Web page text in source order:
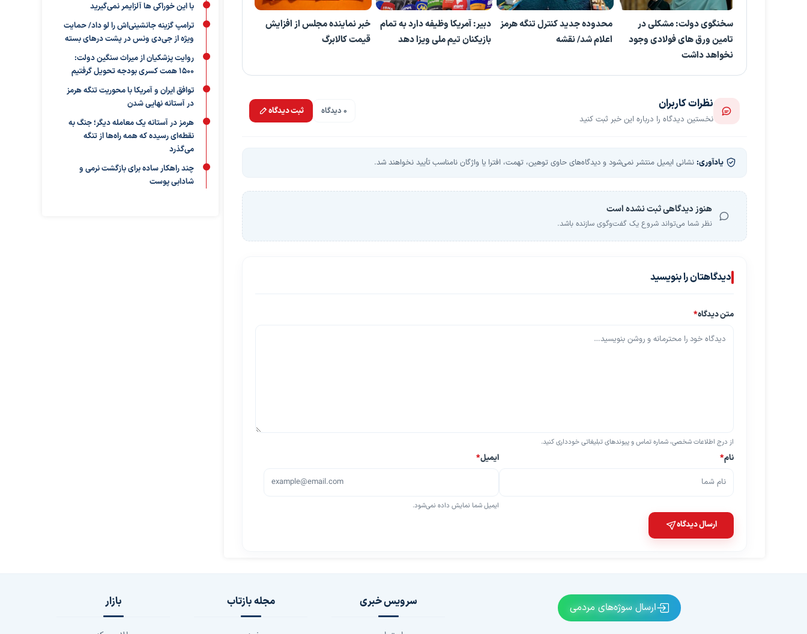
سخنگوی دولت: مشکلی در
تامین ورق های فولادی وجود
نخواهد داشت
محدوده جدید کنترل تنگه هرمز
اعلام شد/ نقشه
دبیر: آمریکا وظیفه دارد به تمام
بازیکنان تیم ملی ویزا دهد
خبر نماینده مجلس از افزایش
قیمت کالابرگ
نظرات کاربران
نخستین دیدگاه را درباره این خبر ثبت کنید
0 دیدگاه ثبت دیدگاه
یادآوری: نشانی ایمیل منتشر نمی‌شود و دیدگاه‌های حاوی توهین، تهمت، افترا یا واژگان نامناسب تأیید نخواهند شد.
هنوز دیدگاهی ثبت نشده است
نظر شما می‌تواند شروع یک گفت‌وگوی سازنده باشد.
دیدگاهتان را بنویسید
متن دیدگاه*
از درج اطلاعات شخصی، شماره تماس و پیوندهای تبلیغاتی خودداری کنید.
نام* ایمیل*
ایمیل شما نمایش داده نمی‌شود.
ارسال دیدگاه
با این خوراکی ها آلزایمر نمی‌گیرید
ترامپ گزینه جانشینی‌اش را لو داد/ حمایت
ویژه از جی‌دی ونس در پشت درهای بسته
روایت پزشکیان از میراث سنگین دولت:
۱۵۰۰ همت کسری بودجه تحویل گرفتیم
توافق ایران و آمریکا با محوریت تنگه هرمز
در آستانه نهایی شدن
هرمز در آستانه یک معامله دیگر؛ جنگ به
نقطه‌ای رسیده که همه راه‌ها از تنگه
می‌گذرد
چند راهکار ساده برای بازگشت نرمی و
شادابی پوست
ارسال سوژه‌های مردمی سرویس خبری مجله بازتاب بازار